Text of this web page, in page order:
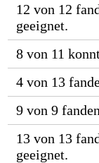
12 von 12
geeignet.
8 von 11
4 von 13
9 von 9
13 von 13
geeignet.